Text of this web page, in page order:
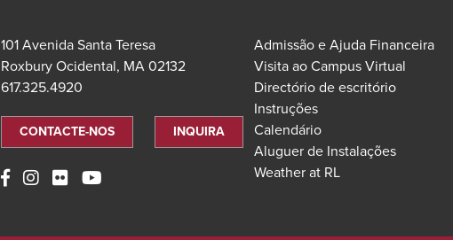
101 Avenida Santa Teresa
Roxbury Ocidental, MA 02132
617.325.4920
CONTACTE-NOS INQUIRA
Admissão e Ajuda Financeira
Visita ao Campus Virtual
Directório de escritório
Instruções
Calendário
Aluguer de Instalações
Weather at RL